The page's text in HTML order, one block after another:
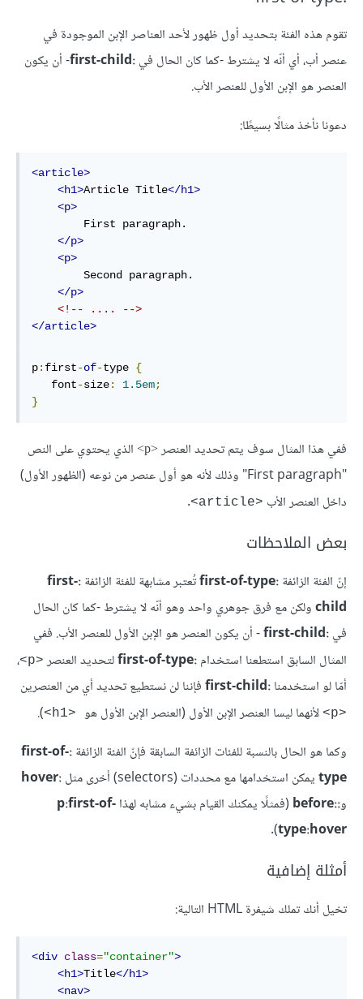
تقوم هذه الفئة بتحديد أول ظهور لأحد العناصر الإبن الموجودة في
عنصر أب، أي أنّه لا يشترط -كما كان الحال في:first-child
- أن يكون
العنصر هو الإبن الأول للعنصر الأب.
دعونا نأخذ مثالًا بسيطًا:
<article>
<h1>Article Title</h1>
<p>
</p>
<p>
</p>
<!-- .... -->
</article>
p: first-of-type {
   font
-size: 1.5em;
}
ففي هذا المثال سوف يتم تحديد العنصر <p>
الذي يحتوي على النص
"First paragraph" وذلك لأنه هو أول عنصر من نوعه (الظهور الأول)
داخل العنصر الأب <article>
.
بعض الملاحظات
إنّ الفئة الزائفة:first-of-type تُعتبر مشابهة للفئة الزائفة :first-
childولكن مع فرق جوهري واحد وهو أنّه لا يشترط -كما كان الحال
في:first-child
- أن يكون العنصر هو الإبن الأول للعنصر الأب. ففي
المثال السابق استطعنا استخدام:first-of-type لتحديد العنصر <p>
،
أمّا لو استخدمنا:first-child فإننا لن نستطيع تحديد أي من العنصرين
<p> لأنهما ليسا العنصر الإبن الأول (العنصر الإبن الأول هو <h1>
).
وكما هو الحال بالنسبة للفئات الزائفة السابقة فإنّ الفئة الزائفة :first-of-
typeيمكن استخدامها مع محددات (selectors) أخرى مثل
:hover
و::before (فمثلًا يمكنك القيام بشيء مشابه لهذاp:first-of-
type:hover
).
أمثلة إضافية
تخيل أنك تملك شيفرة HTML التالية:
<div class="container">
<h1>Title</h1>
<nav>